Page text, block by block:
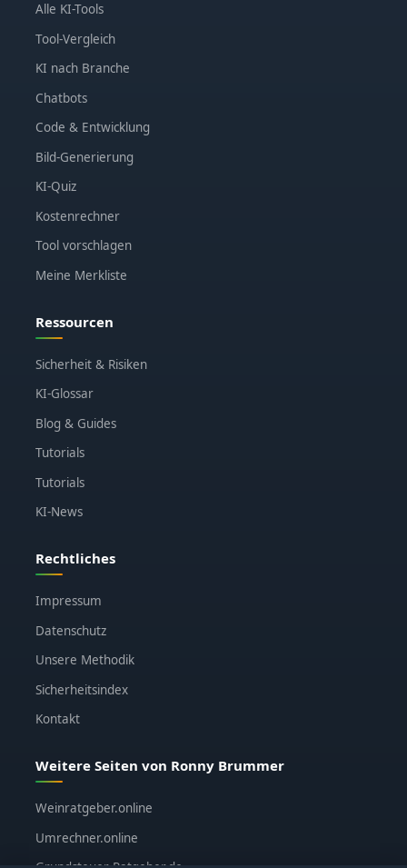
Alle KI-Tools
Tool-Vergleich
KI nach Branche
Chatbots
Code & Entwicklung
Bild-Generierung
KI-Quiz
Kostenrechner
Tool vorschlagen
Meine Merkliste
Ressourcen
Sicherheit & Risiken
KI-Glossar
Blog & Guides
Tutorials
Tutorials
KI-News
Rechtliches
Impressum
Datenschutz
Unsere Methodik
Sicherheitsindex
Kontakt
Weitere Seiten von Ronny Brummer
Weinratgeber.online
Umrechner.online